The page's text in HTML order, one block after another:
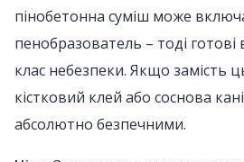
пінобетонна суміш може
пенобразователь – тоді
клас небезпеки. Якщо замість
кістковий клей або соснова
абсолютно безпечними.